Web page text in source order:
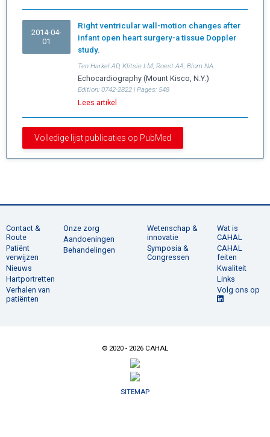
2014-04-
01
Right ventricular wall-motion changes after
infant open heart surgery-a tissue Doppler
study.
Ten Harkel AD, Klitsie LM, Roest AA, Blom NA.
Echocardiography (Mount Kisco, N.Y.)
Edition:0742-2822 | Pages:548
Lees artikel
Volledige lijst publicaties op PubMed
Contact &
Route
Patiënt
verwijzen
Nieuws
Hartportretten
Verhalen van
patiënten
Onze zorg
Aandoeningen
Behandelingen
Wetenschap &
innovatie
Symposia &
Congressen
Wat is
CAHAL
CAHAL
feiten
Kwaliteit
Links
Volg ons op
© 2020 - 2026 CAHAL
SITEMAP